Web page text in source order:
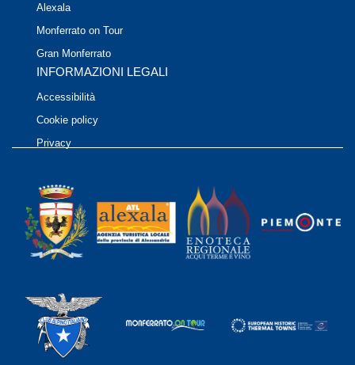
Alexala
Monferrato on Tour
Gran Monferrato
INFORMAZIONI LEGALI
Accessibilità
Cookie policy
Privacy